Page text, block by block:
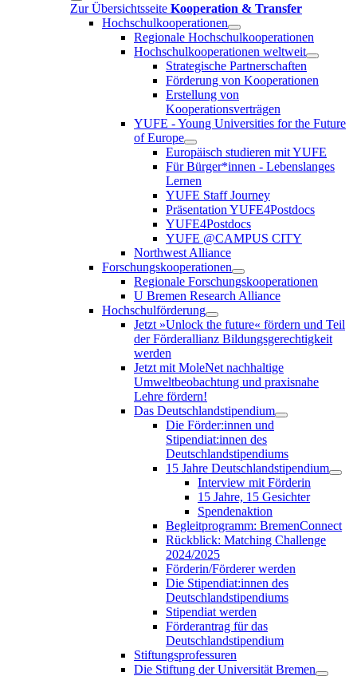
Zur Übersichtsseite Kooperation & Transfer
Hochschulkooperationen
Regionale Hochschulkooperationen
Hochschulkooperationen weltweit
Strategische Partnerschaften
Förderung von Kooperationen
Erstellung von
Kooperationsverträgen
YUFE - Young Universities for the Future
of Europe
Europäisch studieren mit YUFE
Für Bürger*innen - Lebenslanges
Lernen
YUFE Staff Journey
Präsentation YUFE4Postdocs
YUFE4Postdocs
YUFE @CAMPUS CITY
Northwest Alliance
Forschungskooperationen
Regionale Forschungskooperationen
U Bremen Research Alliance
Hochschulförderung
Jetzt »Unlock the future« fördern und Teil
der Förderallianz Bildungsgerechtigkeit
werden
Jetzt mit MoleNet nachhaltige
Umweltbeobachtung und praxisnahe
Lehre fördern!
Das Deutschlandstipendium
Die Förder:innen und
Stipendiat:innen des
Deutschlandstipendiums
15 Jahre Deutschlandstipendium
Interview mit Förderin
15 Jahre, 15 Gesichter
Spendenaktion
Begleitprogramm: BremenConnect
Rückblick: Matching Challenge
2024/2025
Förderin/Förderer werden
Die Stipendiat:innen des
Deutschlandstipendiums
Stipendiat werden
Förderantrag für das
Deutschlandstipendium
Stiftungsprofessuren
Die Stiftung der Universität Bremen